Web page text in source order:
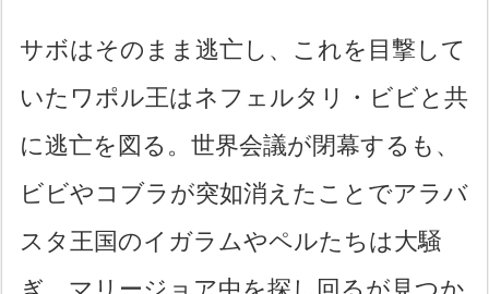
サボはそのまま逃亡し、これを目撃して
いたワポル王はネフェルタリ・ビビと共
に逃亡を図る。世界会議が閉幕するも、
ビビやコブラが突如消えたことでアラバ
スタ王国のイガラムやペルたちは大騒